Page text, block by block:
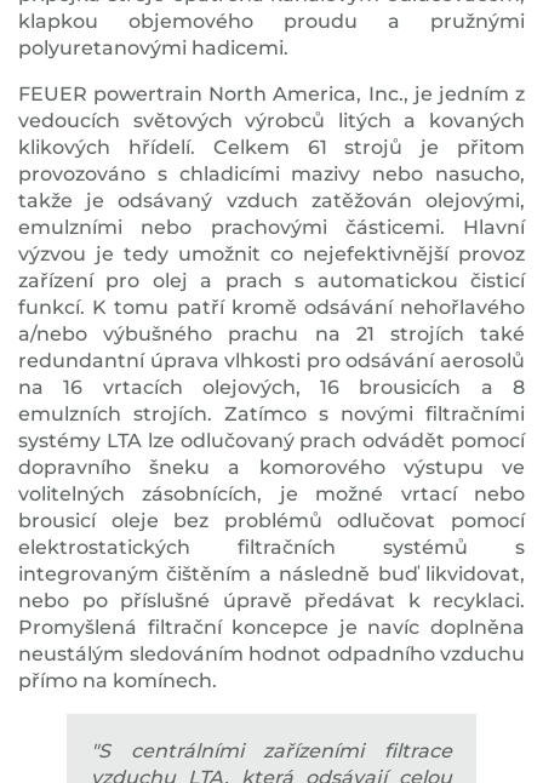
klapkou objemového proudu a pružnými
polyuretanovými hadicemi.
FEUER powertrain North America, Inc., je jedním z
vedoucích světových výrobců litých a kovaných
klikových hřídelí. Celkem 61 strojů je přitom
provozováno s chladicími mazivy nebo nasucho,
takže je odsávaný vzduch zatěžován olejovými,
emulzními nebo prachovými částicemi. Hlavní
výzvou je tedy umožnit co nejefektivnější provoz
zařízení pro olej a prach s automatickou čisticí
funkcí. K tomu patří kromě odsávání nehořlavého
a/nebo výbušného prachu na 21 strojích také
redundantní úprava vlhkosti pro odsávání aerosolů
na 16 vrtacích olejových, 16 brousicích a 8
emulzních strojích. Zatímco s novými filtračními
systémy LTA lze odlučovaný prach odvádět pomocí
dopravního šneku a komorového výstupu ve
volitelných zásobnících, je možné vrtací nebo
brousicí oleje bez problémů odlučovat pomocí
elektrostatických filtračních systémů s
integrovaným čištěním a následně buď likvidovat,
nebo po příslušné úpravě předávat k recyklaci.
Promyšlená filtrační koncepce je navíc doplněna
neustálým sledováním hodnot odpadního vzduchu
přímo na komínech.
"S centrálními zařízeními filtrace
vzduchu LTA, která odsávají celou